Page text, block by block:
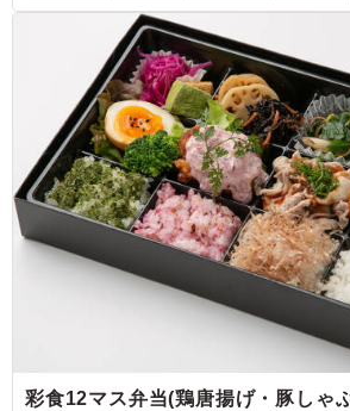
見た目以上にボリュームがあり、お腹
た。一段目のおかずの種類も豊富で、
く、ご飯が進む内容です。価格を考え
弁当でした。ごまさば飯は味付けが絶
も抜群。最後までおいしくいただけま
ご利用シーン：会議・セミナー›会議
大阪府大阪市北区大淀北2026/07/29
彩食12マス弁当(鶏唐揚げ・豚しゃ